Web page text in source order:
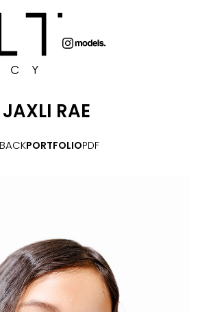
JAXLI RAE
BACKPORTFOLIOPDF